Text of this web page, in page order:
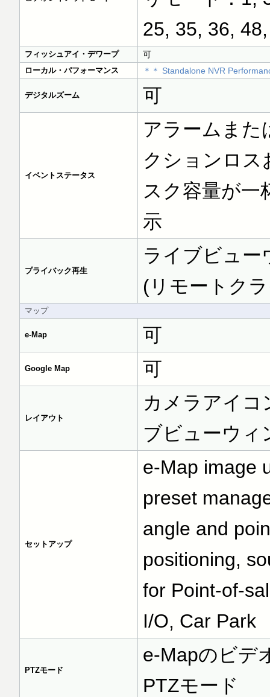
25, 35, 36,
フィッシュアイ・デワープ 可
ローカル・パフォーマンス ＊＊ Standalone NVR
デジタルズーム 可
イベントステータス
アラームまた
クションロス
スク容量が一
示
プライバック再生
ライブビュー
(リモートク
マップ
e-Map 可
Google Map 可
レイアウト
カメラアイ
ブビューウィ
セットアップ
e-Map image
preset
angle and
positioning,
for Point-of-
I/O, Car Park
PTZモード
e-Mapのビデ
PTZモード